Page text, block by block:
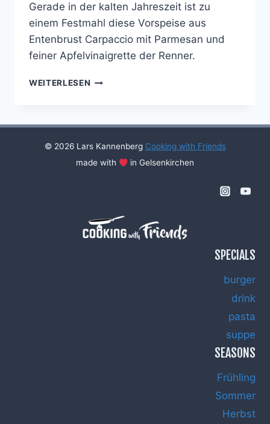
Gerade in der kalten Jahreszeit ist zu
einem Festmahl diese Vorspeise aus
Entenbrust Carpaccio mit Parmesan und
feiner Apfelvinaigrette der Renner.
WEITERLESEN CARPACCIO
AN
APFELVINAIGRETTE
RUCOLA
© 2026 Lars Kannenberg Cooking with Friends
made with
in Gelsenkirchen
SPECIALS
burger
drink
pasta
suppe
SEASONS
Frühling
Sommer
Herbst